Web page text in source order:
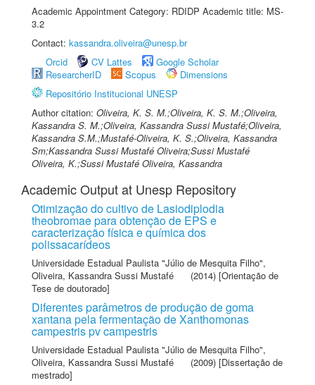
Academic Appointment Category: RDIDP Academic title: MS-
3.2
Contact: kassandra.oliveira@unesp.br
Orcid
CV Lattes
Google Scholar
ResearcherID
Scopus
Dimensions
Repositório Institucional UNESP
Author citation: Oliveira, K. S. M.;Oliveira, K. S. M.;Oliveira,
Kassandra S. M.;Oliveira, Kassandra Sussi Mustafé;Oliveira,
Kassandra S.M.;Mustafé-Oliveira, K. S.;Oliveira, Kassandra
Sm;Kassandra Sussi Mustafé Oliveira;Sussi Mustafé
Oliveira, K.;Sussi Mustafé Oliveira, Kassandra
Academic Output at Unesp Repository
Otimização do cultivo de Lasiodiplodia
theobromae para obtenção de EPS e
caracterização física e química dos
polissacarídeos
Universidade Estadual Paulista "Júlio de Mesquita Filho",
Oliveira, Kassandra Sussi Mustafé
(2014) [Orientação de
Tese de doutorado]
Diferentes parâmetros de produção de goma
xantana pela fermentação de Xanthomonas
campestris pv campestris
Universidade Estadual Paulista "Júlio de Mesquita Filho",
Oliveira, Kassandra Sussi Mustafé
(2009) [Dissertação de
mestrado]